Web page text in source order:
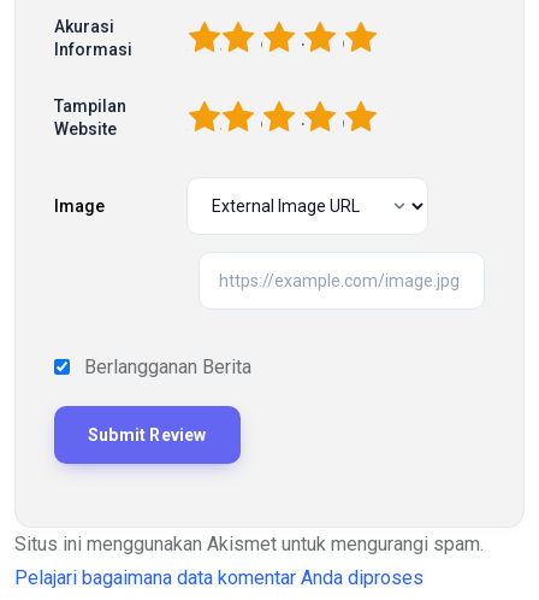
Akurasi
Informasi
5
4
3
2
Tampilan
Website
5
4
3
2
Image
Berlangganan Berita
Situs ini menggunakan Akismet untuk mengurangi spam.
Pelajari bagaimana data komentar Anda diproses